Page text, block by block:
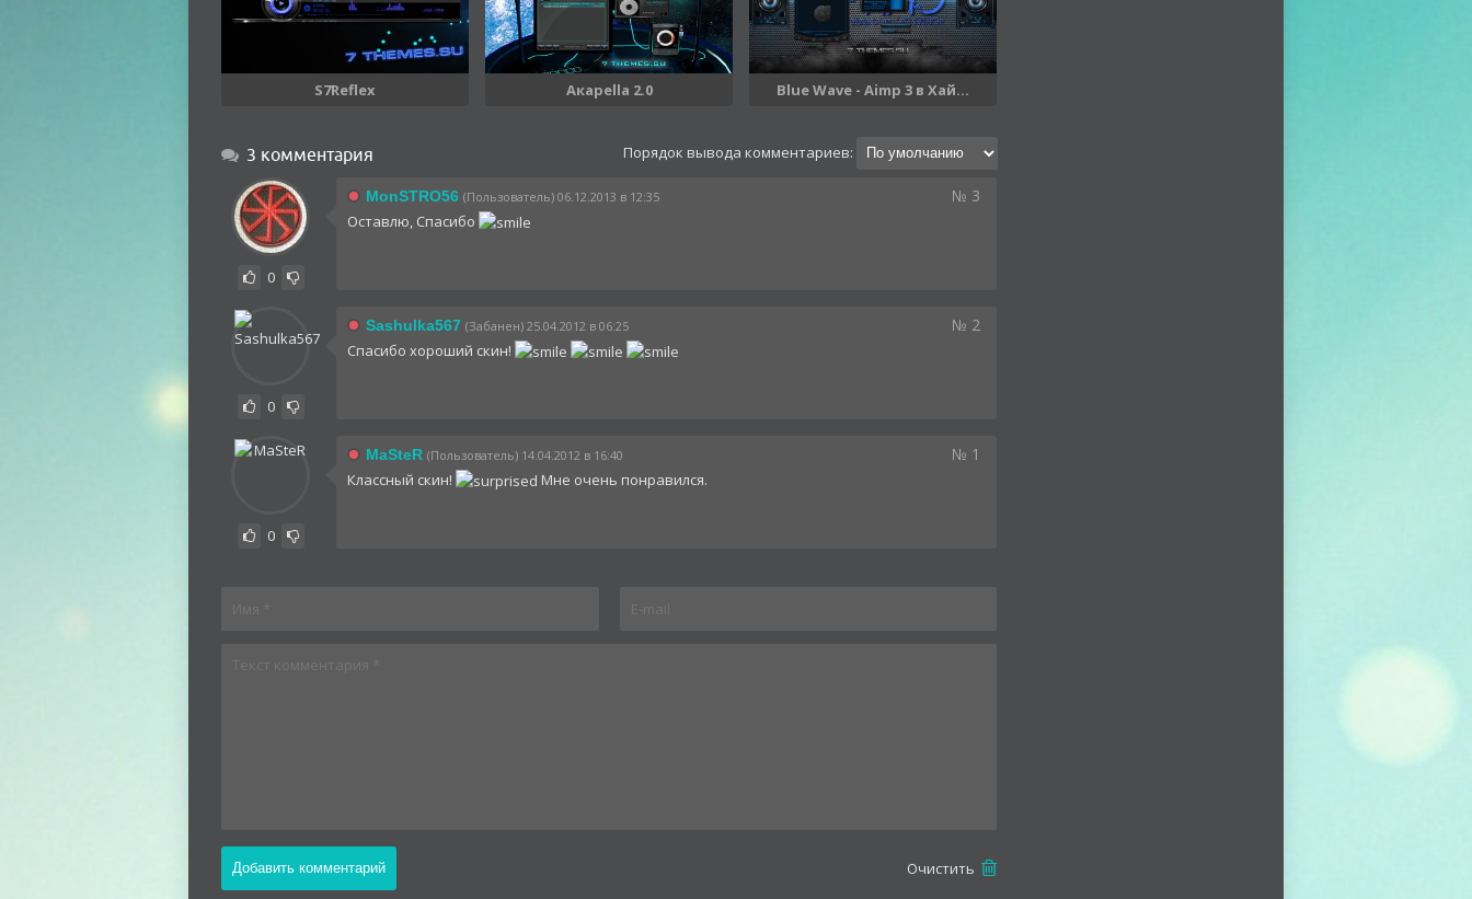
S7Reflex Aкapella 2.0 Blue Wave - Aimp 3 в Хай...
3 комментария Порядок вывода комментариев:
0
MonSTRO56 (Пользователь) 06.12.2013 в 12:35 № 3
Оставлю, Спасибо
0
Sashulka567 (Забанен) 25.04.2012 в 06:25 № 2
Спасибо хороший скин!
0
MaSteR (Пользователь) 14.04.2012 в 16:40 № 1
Классный скин! Мне очень понравился.
Oчистить